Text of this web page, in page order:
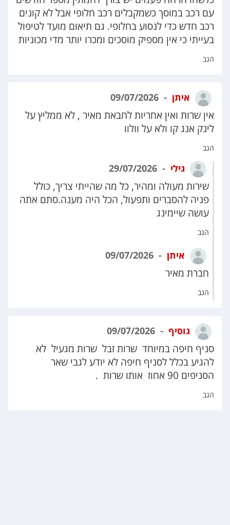
עם רכב במוסך כשמקבלים רכב חלופי אבל לא קונים
רכב חדש כדי לנסוע בחלופי. גם תיאום מועד לטיפול
בעייתי כי אין מספיק מוסכים ומכרו יותר מדי מכוניות
הגב
איתן
אין שרות ואין אחריות לחבאת מאיר , לא ממליץ על
לינק אנג קו ולא על וולוו
הגב
גילי
שירות מעולה ומהיר, כל מה שהייתי צריך, כולל
פניה להסברים ותפעול, הכל היה מענה.סתם אתה
עושה שיימינג
הגב
איתן
חברת מאיר
הגב
גוסיף
סניף חיפה במיוחד שרות זבל שרות מגעיל לא
להגיע בכלל לסניף חיפה לא יודע לגבי שאר
הסניפים 90 אחוז אותו שרות .
הגב